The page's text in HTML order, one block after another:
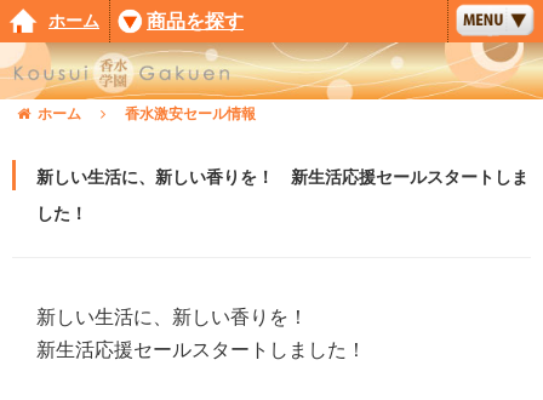
ホーム 商品を探す
ホーム 香水激安セール情報
新しい生活に、新しい香りを！ 新生活応援セールスタートしま
した！
新しい生活に、新しい香りを！
新生活応援セールスタートしました！